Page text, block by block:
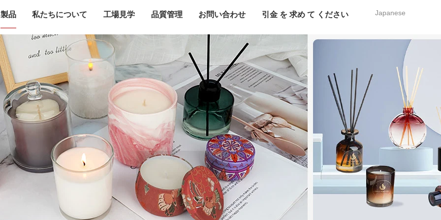
Japanese
製品 私たちについて 工場見学 品質管理 お問い合わせ 引金 を 求め て ください